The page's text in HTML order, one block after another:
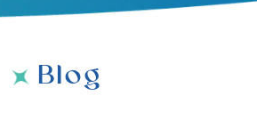
Blog